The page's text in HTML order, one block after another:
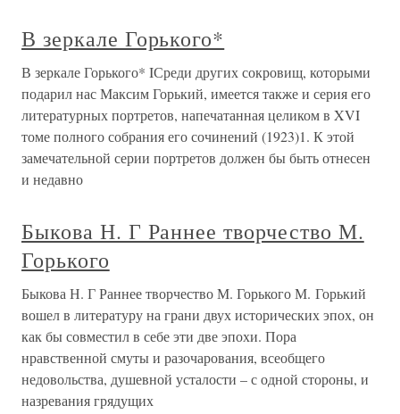
В зеркале Горького*
В зеркале Горького* IСреди других сокровищ, которыми
подарил нас Максим Горький, имеется также и серия его
литературных портретов, напечатанная целиком в XVI
томе полного собрания его сочинений (1923)1. К этой
замечательной серии портретов должен бы быть отнесен
и недавно
Быкова Н. Г Раннее творчество М.
Горького
Быкова Н. Г Раннее творчество М. Горького М. Горький
вошел в литературу на грани двух исторических эпох, он
как бы совместил в себе эти две эпохи. Пора
нравственной смуты и разочарования, всеобщего
недовольства, душевной усталости – с одной стороны, и
назревания грядущих